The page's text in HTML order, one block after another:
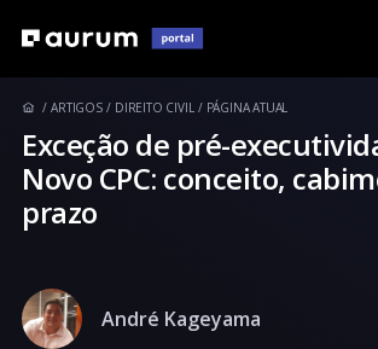
ARTIGOS DIREITO CIVIL PÁGINA ATUAL
Exceção de pré-
Novo CPC: conceito,
prazo
André Kageyama